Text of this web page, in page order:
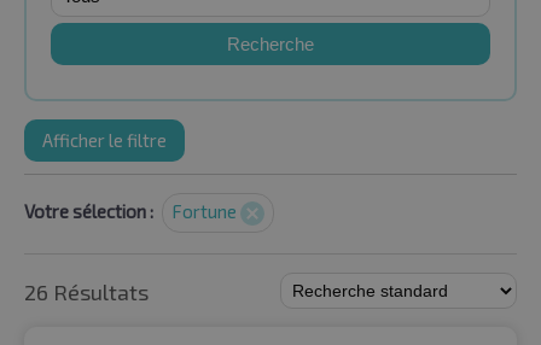
Recherche
Afficher le filtre
Votre sélection : Fortune
26 Résultats